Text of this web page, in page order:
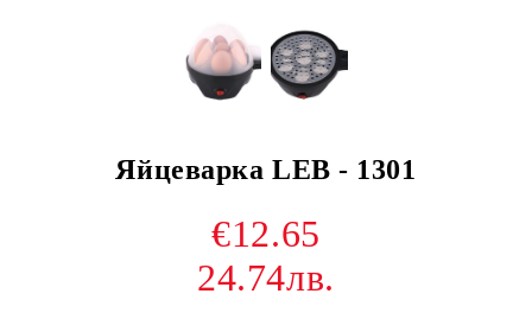
Яйцеварка LEB - 1301
€12.65
24.74лв.